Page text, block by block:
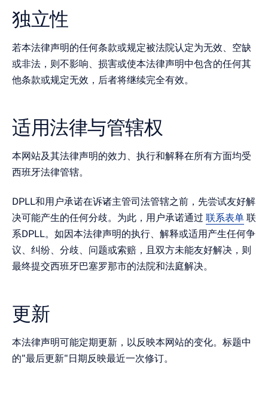
独立性
若本法律声明的任何条款或规定被法院认定为无效、空缺
或非法，则不影响、损害或使本法律声明中包含的任何其
他条款或规定无效，后者将继续完全有效。
适用法律与管辖权
本网站及其法律声明的效力、执行和解释在所有方面均受
西班牙法律管辖。
DPLL和用户承诺在诉诸主管司法管辖之前，先尝试友好解
决可能产生的任何分歧。为此，用户承诺通过 联系表单 联
系DPLL。如因本法律声明的执行、解释或适用产生任何争
议、纠纷、分歧、问题或索赔，且双方未能友好解决，则
最终提交西班牙巴塞罗那市的法院和法庭解决。
更新
本法律声明可能定期更新，以反映本网站的变化。标题中
的"最后更新"日期反映最近一次修订。